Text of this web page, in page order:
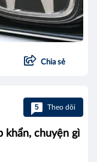
Chia sẻ
5 Theo dõi
khẩn, chuyện gì